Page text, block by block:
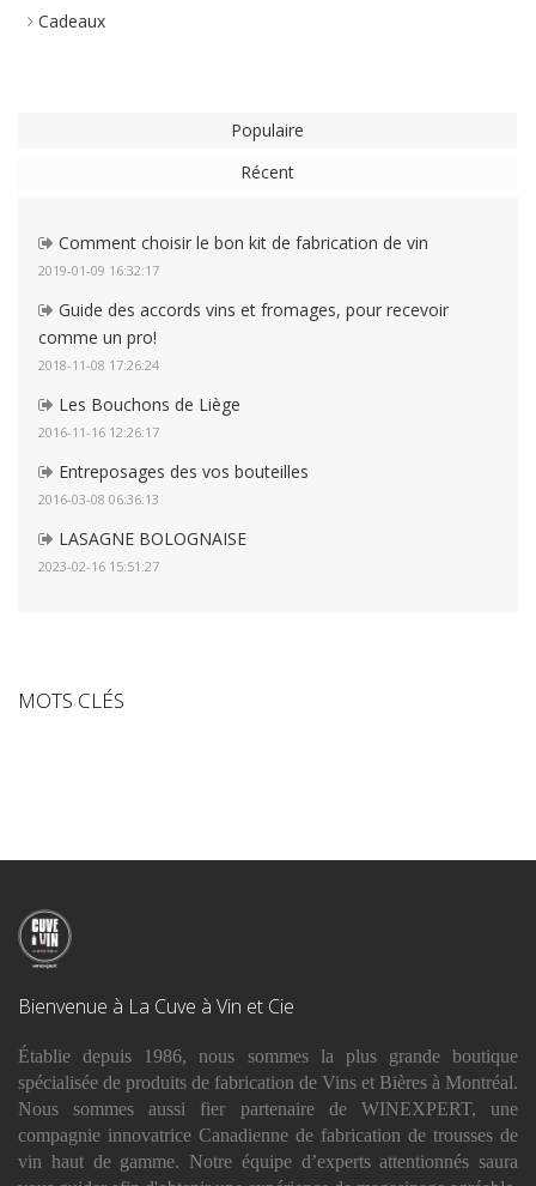
Cadeaux
Populaire
Récent
Comment choisir le bon kit de fabrication de vin
2019-01-09 16:32:17
Guide des accords vins et fromages, pour recevoir
comme un pro!
2018-11-08 17:26:24
Les Bouchons de Liège
2016-11-16 12:26:17
Entreposages des vos bouteilles
2016-03-08 06:36:13
LASAGNE BOLOGNAISE
2023-02-16 15:51:27
MOTS CLÉS
Bienvenue à La Cuve à Vin et Cie
Établie depuis 1986, nous sommes la plus grande boutique
spécialisée de produits de fabrication de Vins et Bières à Montréal.
Nous sommes aussi fier partenaire de WINEXPERT, une
compagnie innovatrice Canadienne de fabrication de trousses de
vin haut de gamme. Notre équipe d’experts attentionnés saura